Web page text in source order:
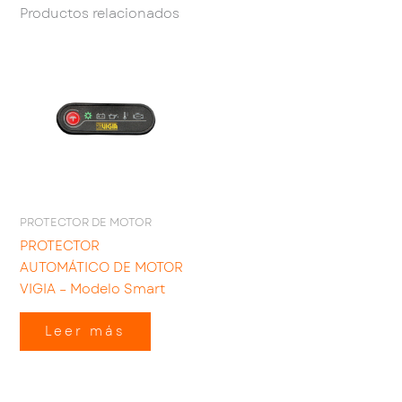
Productos relacionados
PROTECTOR DE MOTOR
PROTECTOR
AUTOMÁTICO DE MOTOR
VIGIA – Modelo Smart
Leer más